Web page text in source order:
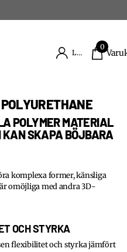
Logga in
0
POLYMER MATERIAL
KAN SKAPA BÖJBARA
komplexa former, känsliga
omöjliga med andra 3D-
OCH STYRKA
flexibilitet och styrka jämfört